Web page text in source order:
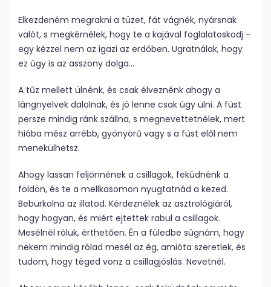
Elkezdeném megrakni a tüzet, fát vágnék, nyársnak
valót, s megkérnélek, hogy te a kajával foglalatoskodj –
egy kézzel nem az igazi az erdőben. Ugratnálak, hogy
ez úgy is az asszony dolga…
A tűz mellett ülnénk, és csak élveznénk ahogy a
lángnyelvek dalolnak, és jó lenne csak úgy ülni. A füst
persze mindig ránk szállna, s megnevettetnélek, mert
hiába mész arrébb, gyönyörű vagy s a füst elől nem
menekülhetsz.
Ahogy lassan feljönnének a csillagok, feküdnénk a
földön, és te a mellkasomon nyugtatnád a kezed.
Beburkolna az illatod. Kérdeznélek az asztrológiáról,
hogy hogyan, és miért ejtettek rabul a csillagok.
Mesélnél róluk, érthetően. Én a füledbe súgnám, hogy
nekem mindig rólad mesél az ég, amióta szeretlek, és
tudom, hogy téged vonz a csillagjóslás. Nevetnél.